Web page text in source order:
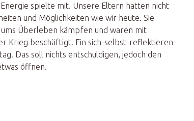
spielte mit. Unsere Eltern hatten nicht
und Möglichkeiten wie wir heute. Sie
Überleben kämpfen und waren mit
Krieg beschäftigt. Ein sich-selbst-reflektieren
Das soll nichts entschuldigen, jedoch den
öffnen.